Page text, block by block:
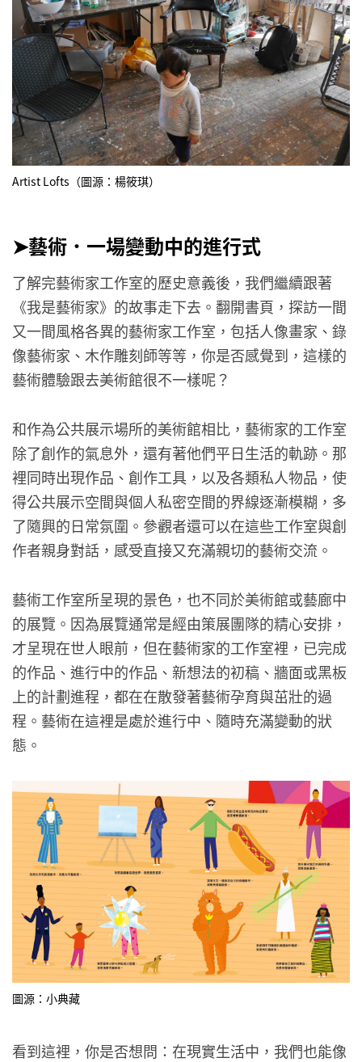
Artist Lofts（圖源：楊筱琪）
➤藝術．一場變動中的進行式
了解完藝術家工作室的歷史意義後，我們繼續跟著
《我是藝術家》的故事走下去。翻開書頁，探訪一間
又一間風格各異的藝術家工作室，包括人像畫家、錄
像藝術家、木作雕刻師等等，你是否感覺到，這樣的
藝術體驗跟去美術館很不一樣呢？
和作為公共展示場所的美術館相比，藝術家的工作室
除了創作的氣息外，還有著他們平日生活的軌跡。那
裡同時出現作品、創作工具，以及各類私人物品，使
得公共展示空間與個人私密空間的界線逐漸模糊，多
了隨興的日常氛圍。參觀者還可以在這些工作室與創
作者親身對話，感受直接又充滿親切的藝術交流。
藝術工作室所呈現的景色，也不同於美術館或藝廊中
的展覽。因為展覽通常是經由策展團隊的精心安排，
才呈現在世人眼前，但在藝術家的工作室裡，已完成
的作品、進行中的作品、新想法的初稿、牆面或黑板
上的計劃進程，都在在散發著藝術孕育與茁壯的過
程。藝術在這裡是處於進行中、隨時充滿變動的狀
態。
圖源：小典藏
看到這裡，你是否想問：在現實生活中，我們也能像